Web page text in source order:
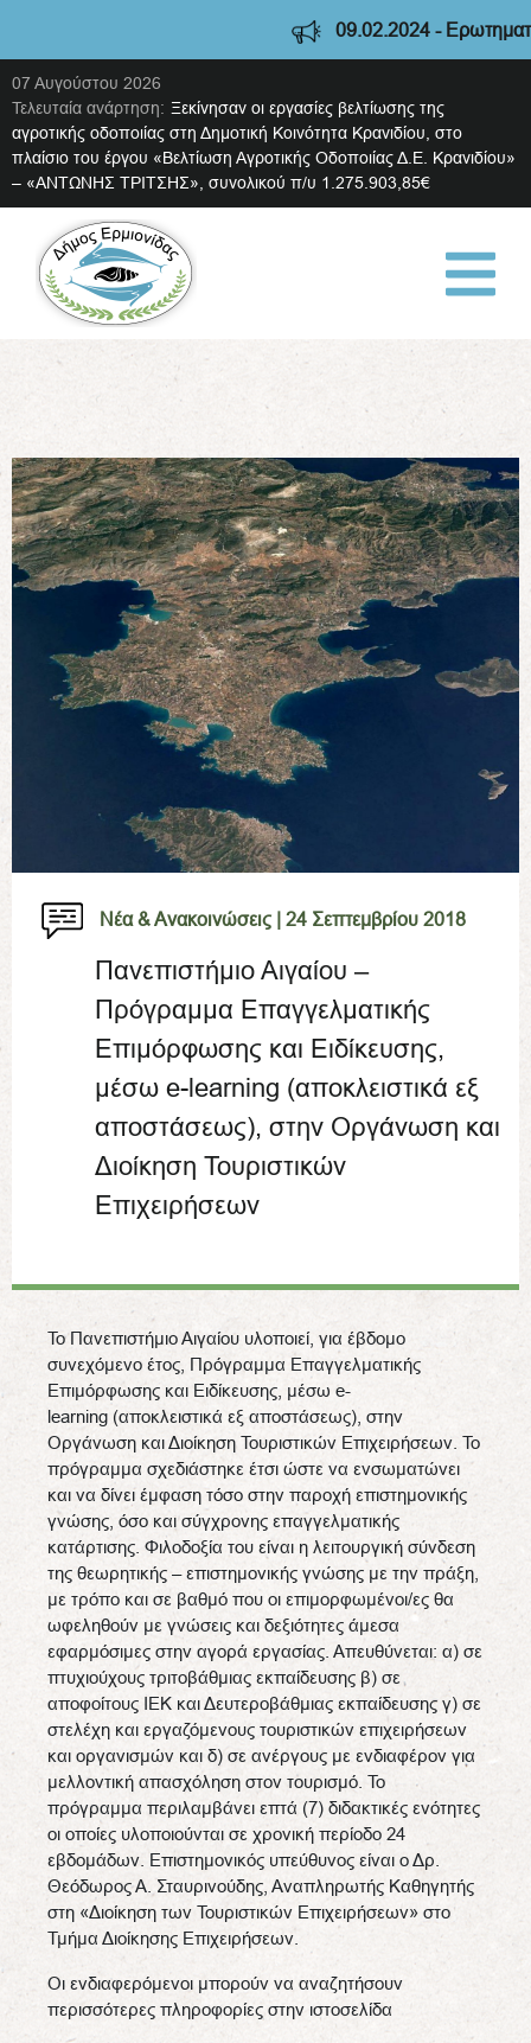
09.02.2024 -
07 Αυγούστου 2026
Τελευταία ανάρτηση: Ξεκίνησαν οι εργασίες βελτίωσης της
αγροτικής οδοποιίας στη Δημοτική Κοινότητα Κρανιδίου, στο
πλαίσιο του έργου «Βελτίωση Αγροτικής Οδοποιίας Δ.Ε. Κρανιδίου»
– «ΑΝΤΩΝΗΣ ΤΡΙΤΣΗΣ», συνολικού π/υ 1.275.903,85€
Νέα & Ανακοινώσεις | 24 Σεπτεμβρίου 2018
Πανεπιστήμιο Αιγαίου –
Πρόγραμμα Επαγγελματικής
Επιμόρφωσης και Ειδίκευσης,
μέσω e-learning (αποκλειστικά εξ
αποστάσεως), στην Οργάνωση και
Διοίκηση Τουριστικών
Επιχειρήσεων
Το Πανεπιστήμιο Αιγαίου υλοποιεί, για έβδομο
συνεχόμενο έτος, Πρόγραμμα Επαγγελματικής
Επιμόρφωσης και Ειδίκευσης, μέσω e-
learning (αποκλειστικά εξ αποστάσεως), στην
Οργάνωση και Διοίκηση Τουριστικών Επιχειρήσεων. Το
πρόγραμμα σχεδιάστηκε έτσι ώστε να ενσωματώνει
και να δίνει έμφαση τόσο στην παροχή επιστημονικής
γνώσης, όσο και σύγχρονης επαγγελματικής
κατάρτισης. Φιλοδοξία του είναι η λειτουργική σύνδεση
της θεωρητικής – επιστημονικής γνώσης με την πράξη,
με τρόπο και σε βαθμό που οι επιμορφωμένοι/ες θα
ωφεληθούν με γνώσεις και δεξιότητες άμεσα
εφαρμόσιμες στην αγορά εργασίας. Απευθύνεται: α) σε
πτυχιούχους τριτοβάθμιας εκπαίδευσης β) σε
αποφοίτους ΙΕΚ και Δευτεροβάθμιας εκπαίδευσης γ) σε
στελέχη και εργαζόμενους τουριστικών επιχειρήσεων
και οργανισμών και δ) σε ανέργους με ενδιαφέρον για
μελλοντική απασχόληση στον τουρισμό. Το
πρόγραμμα περιλαμβάνει επτά (7) διδακτικές ενότητες
οι οποίες υλοποιούνται σε χρονική περίοδο 24
εβδομάδων. Επιστημονικός υπεύθυνος είναι ο Δρ.
Θεόδωρος Α. Σταυρινούδης, Αναπληρωτής Καθηγητής
στη «Διοίκηση των Τουριστικών Επιχειρήσεων» στο
Τμήμα Διοίκησης Επιχειρήσεων.
Οι ενδιαφερόμενοι μπορούν να αναζητήσουν
περισσότερες πληροφορίες στην ιστοσελίδα